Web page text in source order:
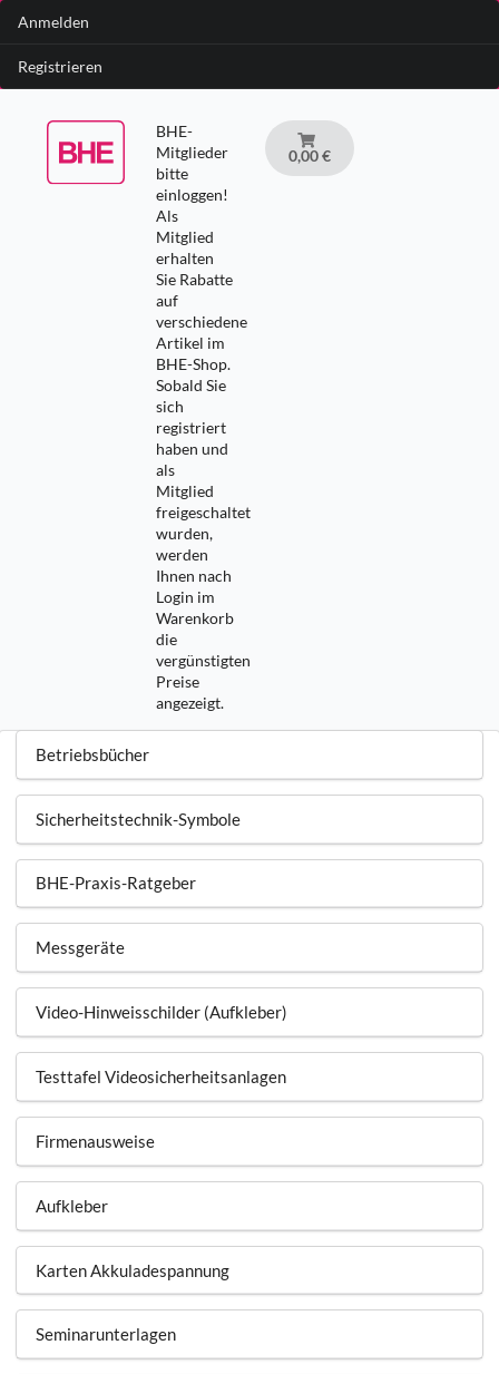
Anmelden
Registrieren
BHE-
Mitglieder
bitte
einloggen!
Als
Mitglied
erhalten
Sie Rabatte
auf
verschiedene
Artikel im
BHE-Shop.
Sobald Sie
sich
registriert
haben und
als
Mitglied
freigeschaltet
wurden,
werden
Ihnen nach
Login im
Warenkorb
die
vergünstigten
Preise
angezeigt.
0,00 €
Betriebsbücher
Sicherheitstechnik-Symbole
BHE-Praxis-Ratgeber
Messgeräte
Video-Hinweisschilder (Aufkleber)
Testtafel Videosicherheitsanlagen
Firmenausweise
Aufkleber
Karten Akkuladespannung
Seminarunterlagen